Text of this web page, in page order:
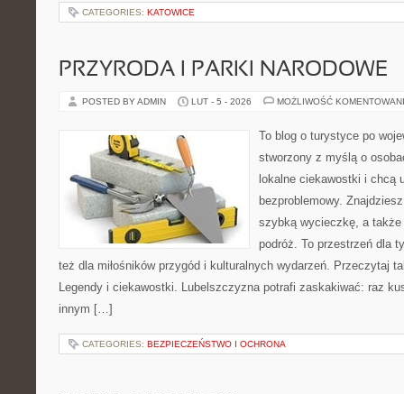
CATEGORIES: KATOWICE
PRZYRODA I PARKI NARODOWE
POSTED BY ADMIN LUT - 5 - 2026 MOŻLIWOŚĆ
To blog o turystyce po
stworzony z myślą o
lokalne ciekawostki i chcą
bezproblemowy.
szybką wycieczkę, a także
podróż. To przestrzeń dla
też dla miłośników przygód i kulturalnych wydarzeń. Przeczytaj
Legendy i ciekawostki. Lubelszczyzna potrafi zaskakiwać: raz
innym […]
CATEGORIES: BEZPIECZEŃSTWO I OCHRONA